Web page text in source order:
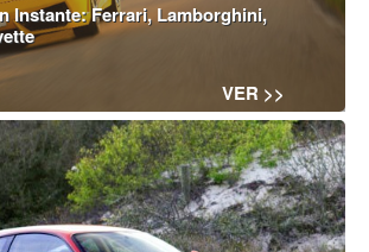
Instante: Ferrari, Lamborghini,
VER >>